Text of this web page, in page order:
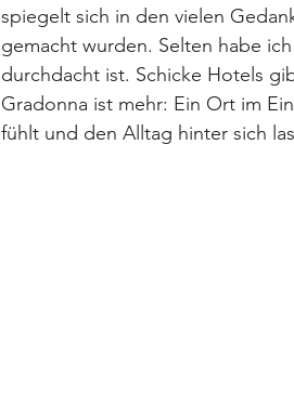
spiegelt sich in den vielen
gemacht wurden. Selten habe
durchdacht ist. Schicke Hotels
Gradonna ist mehr: Ein Ort im
fühlt und den Alltag hinter sich